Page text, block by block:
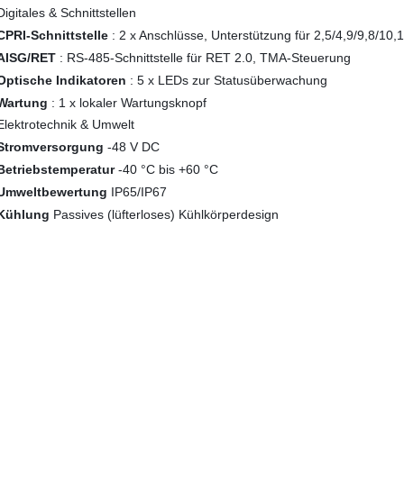
& Schnittstellen
Schnittstelle : 2 x Anschlüsse, Unterstützung für 2,5/4,9/9,8/
RET : RS-485-Schnittstelle für RET 2.0, TMA-Steuerung
Indikatoren : 5 x LEDs zur Statusüberwachung
: 1 x lokaler Wartungsknopf
& Umwelt
-48 V DC
-40 °C bis +60 °C
IP65/IP67
Passives (lüfterloses) Kühlkörperdesign